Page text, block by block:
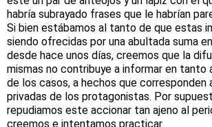
habría subrayado frases que le habrían
Si bien estábamos al tanto de que estas
siendo ofrecidas por una abultada suma
desde hace unos días, creemos que la
mismas no contribuye a informar en tanto
de los casos, a hechos que corresponden
privadas de los protagonistas. Por
repudiamos este accionar tan ajeno al
creemos e intentamos practicar.